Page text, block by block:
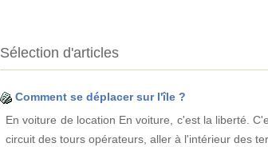
Sélection d'articles
Comment se déplacer sur l'île ?
En voiture de location En voiture, c'est la liberté.
circuit des tours opérateurs, aller à l'intérieur des